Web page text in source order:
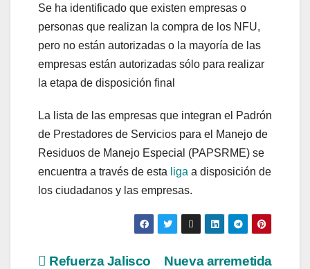
Se ha identificado que existen empresas o
personas que realizan la compra de los NFU,
pero no están autorizadas o la mayoría de las
empresas están autorizadas sólo para realizar
la etapa de disposición final
La lista de las empresas que integran el Padrón
de Prestadores de Servicios para el Manejo de
Residuos de Manejo Especial (PAPSRME) se
encuentra a través de esta liga a disposición de
los ciudadanos y las empresas.
Nueva arremetida
Refuerza Jalisco